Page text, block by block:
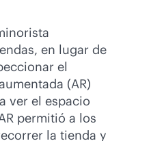
en lugar de
el
(AR)
ver el espacio
permitió a los
la tienda y